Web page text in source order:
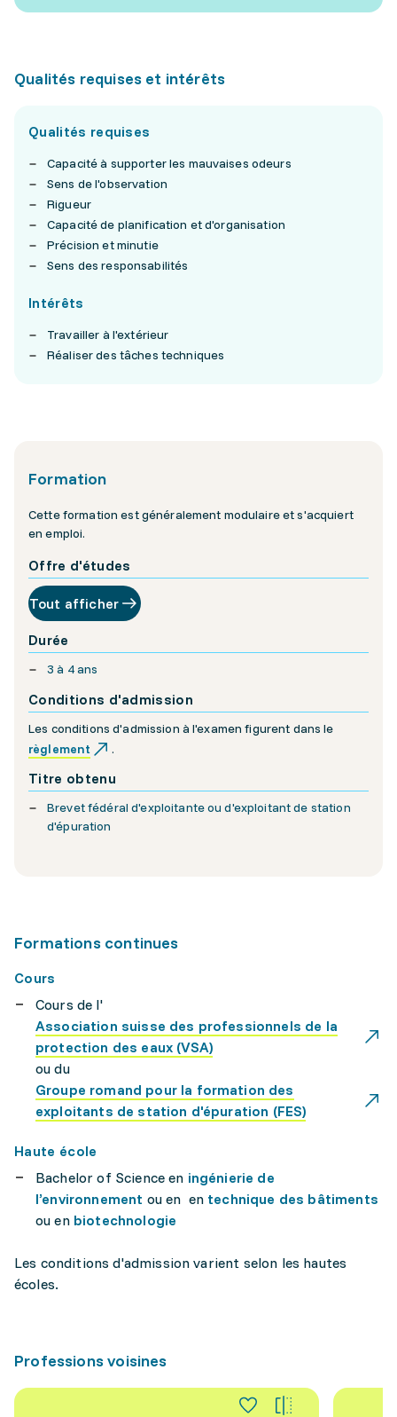
Qualités requises et intérêts
Qualités requises
Capacité à supporter les mauvaises odeurs
Sens de l'observation
Rigueur
Capacité de planification et d'organisation
Précision et minutie
Sens des responsabilités
Intérêts
Travailler à l'extérieur
Réaliser des tâches techniques
Formation
Cette formation est généralement modulaire et s'acquiert
en emploi.
Offre d'études
Tout afficher
Durée
3 à 4 ans
Conditions d'admission
Les conditions d'admission à l'examen figurent dans le
règlement
.
Titre obtenu
Brevet fédéral d'exploitante ou d'exploitant de station
d'épuration
Formations continues
Cours
Cours de l'
Association suisse des professionnels de la
protection des eaux (VSA)
ou du
Groupe romand pour la formation des
exploitants de station d'épuration (FES)
Haute école
Bachelor of Science en ingénierie de
l’environnement ou en en technique des bâtiments
ou en biotechnologie
Les conditions d'admission varient selon les hautes
écoles.
Professions voisines